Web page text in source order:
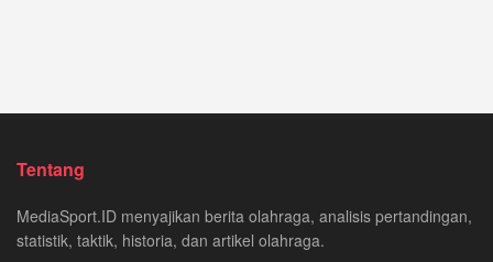
Tentang
MediaSport.ID menyajikan berita olahraga, analisis pertandingan,
statistik, taktik, historia, dan artikel olahraga.